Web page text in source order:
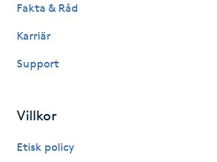
Kinesisk medicin
Kiropraktik
Klangmassage
Klippning
Fakta & Råd
Karriär
Support
Villkor
Etisk policy